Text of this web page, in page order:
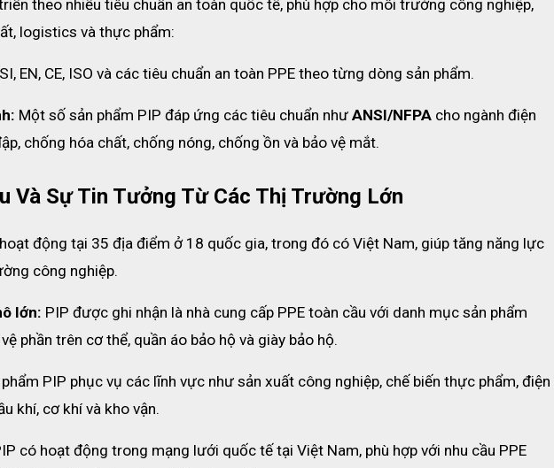
theo nhiều tiêu chuẩn an toàn quốc tế, phù hợp cho môi trường công nghiệp,
logistics và thực phẩm:
EN, CE, ISO và các tiêu chuẩn an toàn PPE theo từng dòng sản phẩm.
Một số sản phẩm PIP đáp ứng các tiêu chuẩn như ANSI/NFPA cho ngành điện
chống hóa chất, chống nóng, chống ồn và bảo vệ mắt.
Và Sự Tin Tưởng Từ Các Thị Trường Lớn
động tại 35 địa điểm ở 18 quốc gia, trong đó có Việt Nam, giúp tăng năng lực
công nghiệp.
lớn: PIP được ghi nhận là nhà cung cấp PPE toàn cầu với danh mục sản phẩm
phần trên cơ thể, quần áo bảo hộ và giày bảo hộ.
phẩm PIP phục vụ các lĩnh vực như sản xuất công nghiệp, chế biến thực phẩm, điện
khí, cơ khí và kho vận.
có hoạt động trong mạng lưới quốc tế tại Việt Nam, phù hợp với nhu cầu PPE